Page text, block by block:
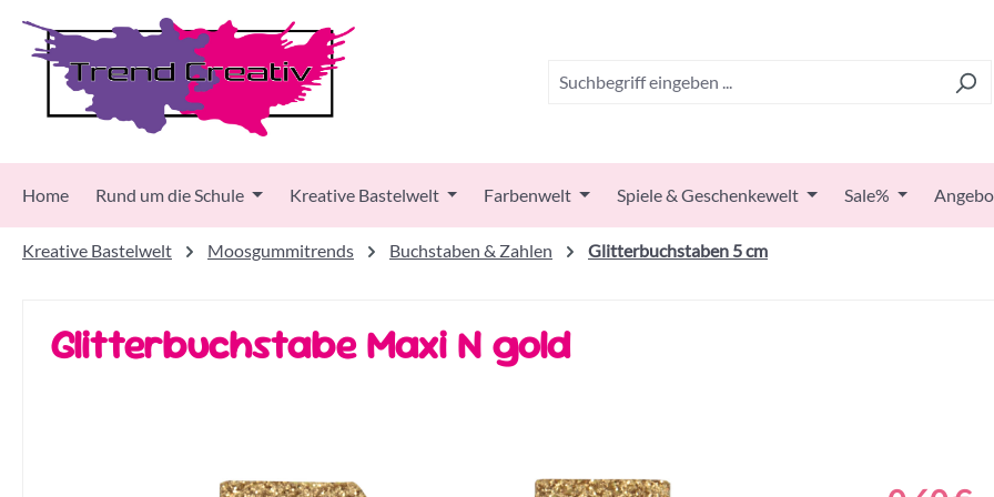
Hauptinhalt springen
Zur Suche springen
Zur Hauptnavigation springen
Home Rund um die Schule Kreative Bastelwelt Farbenwelt Spiele & Geschenkewelt Sale%
Kreative Bastelwelt Moosgummitrends Buchstaben & Zahlen Glitterbuchstaben 5 cm
Glitterbuchstabe Maxi N gold
Bildergalerie überspringen Regulärer